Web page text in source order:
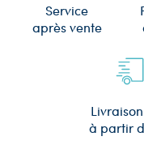
Service
après vente
à partir